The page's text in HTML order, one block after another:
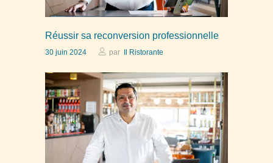
Réussir sa reconversion professionnelle
30 juin 2024 par Il Ristorante